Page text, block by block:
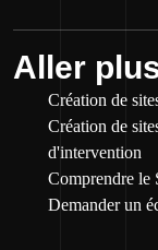
Aller
Création de
Création de
d'intervention
Comprendre le
Demander un